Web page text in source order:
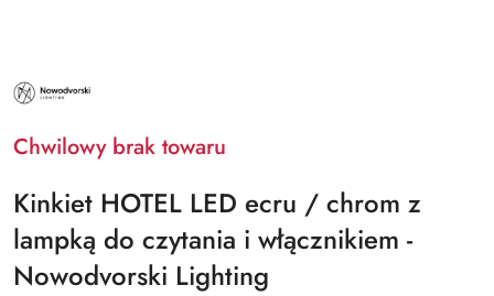
NAZWA
PRODUCENTA:
LIGHTING
Chwilowy brak towaru
Kinkiet HOTEL LED ecru / chrom z
lampką do czytania i włącznikiem -
Nowodvorski Lighting